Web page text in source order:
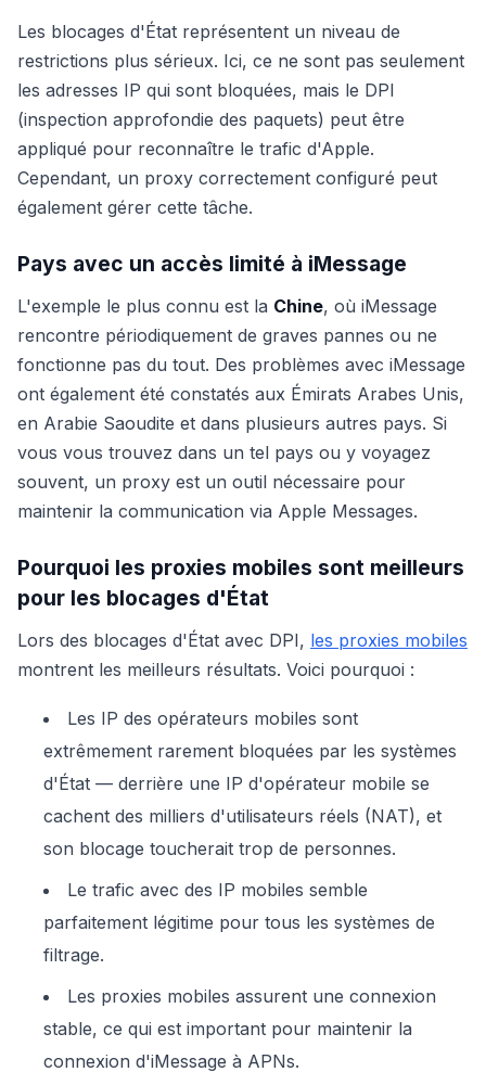
Les blocages d'État représentent un niveau de
restrictions plus sérieux. Ici, ce ne sont pas seulement
les adresses IP qui sont bloquées, mais le DPI
(inspection approfondie des paquets) peut être
appliqué pour reconnaître le trafic d'Apple.
Cependant, un proxy correctement configuré peut
également gérer cette tâche.
Pays avec un accès limité à iMessage
L'exemple le plus connu est la Chine, où iMessage
rencontre périodiquement de graves pannes ou ne
fonctionne pas du tout. Des problèmes avec iMessage
ont également été constatés aux Émirats Arabes Unis,
en Arabie Saoudite et dans plusieurs autres pays. Si
vous vous trouvez dans un tel pays ou y voyagez
souvent, un proxy est un outil nécessaire pour
maintenir la communication via Apple Messages.
Pourquoi les proxies mobiles sont meilleurs
pour les blocages d'État
Lors des blocages d'État avec DPI, les proxies mobiles
montrent les meilleurs résultats. Voici pourquoi :
Les IP des opérateurs mobiles sont
extrêmement rarement bloquées par les systèmes
d'État — derrière une IP d'opérateur mobile se
cachent des milliers d'utilisateurs réels (NAT), et
son blocage toucherait trop de personnes.
Le trafic avec des IP mobiles semble
parfaitement légitime pour tous les systèmes de
filtrage.
Les proxies mobiles assurent une connexion
stable, ce qui est important pour maintenir la
connexion d'iMessage à APNs.